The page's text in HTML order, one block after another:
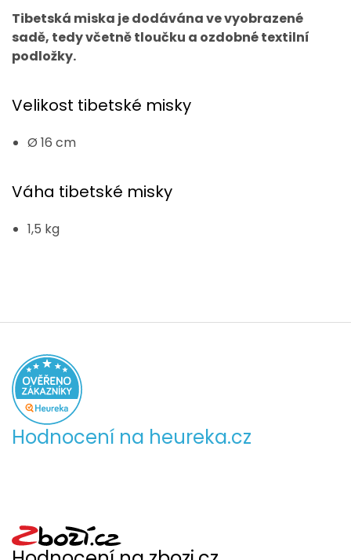
Tibetská miska je dodávána ve vyobrazené
sadě, tedy včetně tloučku a ozdobné textilní
podložky.
Velikost tibetské misky
Ø 16 cm
Váha tibetské misky
1,5 kg
Hodnocení na heureka.cz